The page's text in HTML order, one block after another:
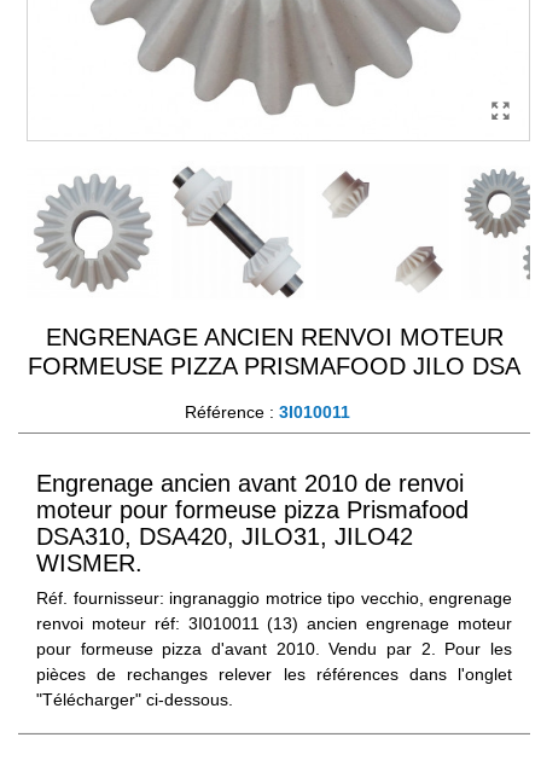
ENGRENAGE ANCIEN RENVOI MOTEUR
FORMEUSE PIZZA PRISMAFOOD JILO DSA
Référence : 3I010011
Engrenage ancien avant 2010 de renvoi
moteur pour formeuse pizza Prismafood
DSA310, DSA420, JILO31, JILO42
WISMER.
Réf. fournisseur: ingranaggio motrice tipo vecchio, engrenage
renvoi moteur réf: 3I010011 (13) ancien engrenage moteur
pour formeuse pizza d'avant 2010. Vendu par 2. Pour les
pièces de rechanges relever les références dans l'onglet
"Télécharger" ci-dessous.